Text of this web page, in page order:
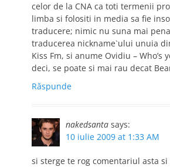
celor de la CNA ca toti termenii
limba si folositi in media sa fie
traducere; nimic nu suna mai
traducerea nickname`ului unuia
Kiss Fm, si anume Ovidiu – Who’s
deci, se poate si mai rau decat
Răspunde
nakedsanta says:
10 iulie 2009 at 1:33 AM
si sterge te rog comentariul asta